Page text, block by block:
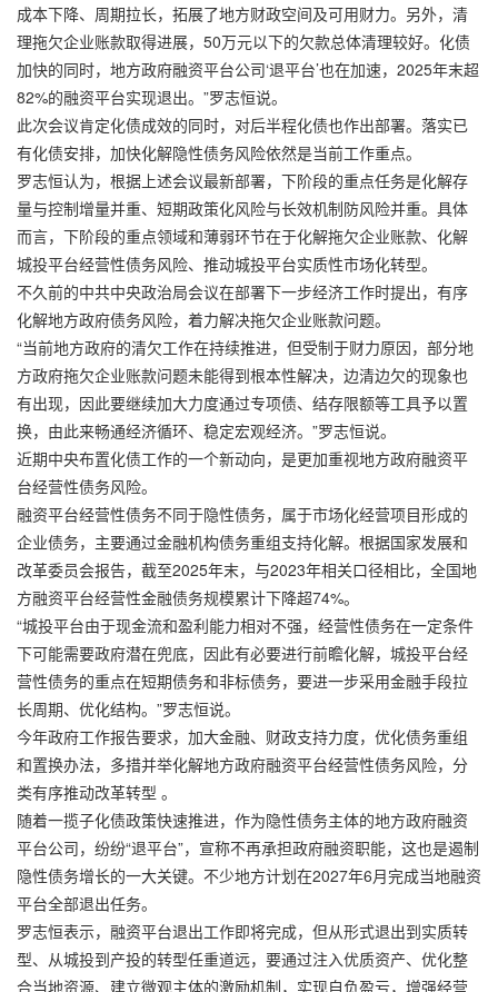
成本下降、周期拉长，拓展了地方财政空间及可用财力。另外，清
理拖欠企业账款取得进展，50万元以下的欠款总体清理较好。化债
加快的同时，地方政府融资平台公司‘退平台’也在加速，2025年末超
82%的融资平台实现退出。”罗志恒说。
此次会议肯定化债成效的同时，对后半程化债也作出部署。落实已
有化债安排，加快化解隐性债务风险依然是当前工作重点。
罗志恒认为，根据上述会议最新部署，下阶段的重点任务是化解存
量与控制增量并重、短期政策化风险与长效机制防风险并重。具体
而言，下阶段的重点领域和薄弱环节在于化解拖欠企业账款、化解
城投平台经营性债务风险、推动城投平台实质性市场化转型。
不久前的中共中央政治局会议在部署下一步经济工作时提出，有序
化解地方政府债务风险，着力解决拖欠企业账款问题。
“当前地方政府的清欠工作在持续推进，但受制于财力原因，部分地
方政府拖欠企业账款问题未能得到根本性解决，边清边欠的现象也
有出现，因此要继续加大力度通过专项债、结存限额等工具予以置
换，由此来畅通经济循环、稳定宏观经济。”罗志恒说。
近期中央布置化债工作的一个新动向，是更加重视地方政府融资平
台经营性债务风险。
融资平台经营性债务不同于隐性债务，属于市场化经营项目形成的
企业债务，主要通过金融机构债务重组支持化解。根据国家发展和
改革委员会报告，截至2025年末，与2023年相关口径相比，全国地
方融资平台经营性金融债务规模累计下降超74%。
“城投平台由于现金流和盈利能力相对不强，经营性债务在一定条件
下可能需要政府潜在兜底，因此有必要进行前瞻化解，城投平台经
营性债务的重点在短期债务和非标债务，要进一步采用金融手段拉
长周期、优化结构。”罗志恒说。
今年政府工作报告要求，加大金融、财政支持力度，优化债务重组
和置换办法，多措并举化解地方政府融资平台经营性债务风险，分
类有序推动改革转型 。
随着一揽子化债政策快速推进，作为隐性债务主体的地方政府融资
平台公司，纷纷“退平台”，宣称不再承担政府融资职能，这也是遏制
隐性债务增长的一大关键。不少地方计划在2027年6月完成当地融资
平台全部退出任务。
罗志恒表示，融资平台退出工作即将完成，但从形式退出到实质转
型、从城投到产投的转型任重道远，要通过注入优质资产、优化整
合当地资源、建立微观主体的激励机制，实现自负盈亏，增强经营